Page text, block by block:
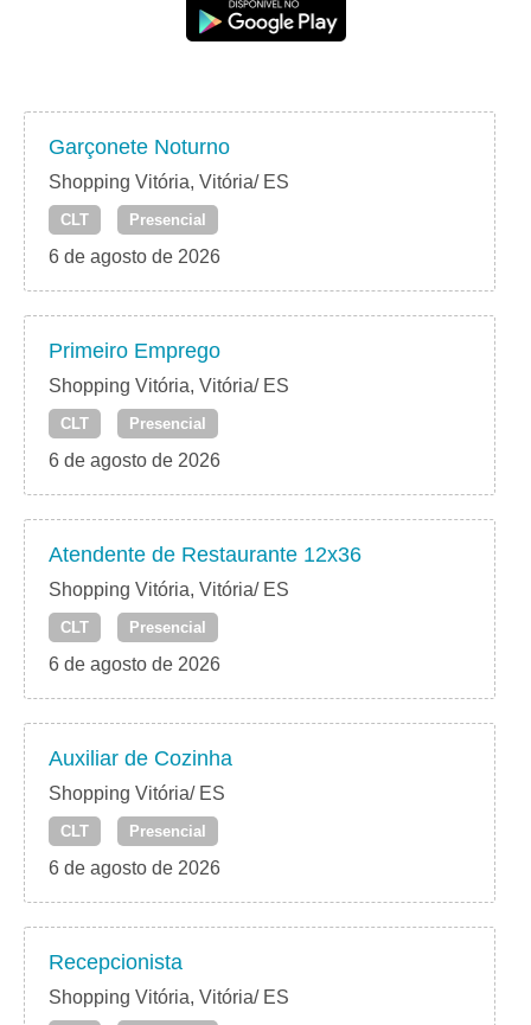
Garçonete Noturno
Shopping Vitória, Vitória/ ES
CLT Presencial
6 de agosto de 2026
Primeiro Emprego
Shopping Vitória, Vitória/ ES
CLT Presencial
6 de agosto de 2026
Atendente de Restaurante 12x36
Shopping Vitória, Vitória/ ES
CLT Presencial
6 de agosto de 2026
Auxiliar de Cozinha
Shopping Vitória/ ES
CLT Presencial
6 de agosto de 2026
Recepcionista
Shopping Vitória, Vitória/ ES